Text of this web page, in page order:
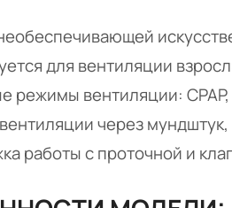
для вентиляции
режимы вентиляции: CPAP,
через
работы с проточной и